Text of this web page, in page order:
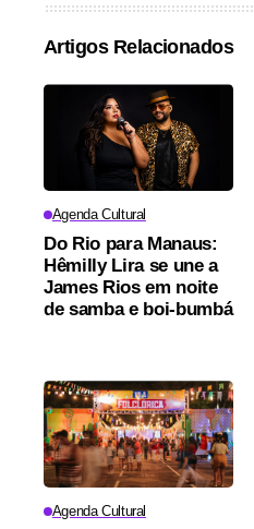
Artigos Relacionados
Agenda Cultural
Do Rio para Manaus:
Hêmilly Lira se une a
James Rios em noite
de samba e boi-bumbá
Agenda Cultural